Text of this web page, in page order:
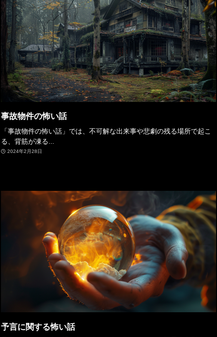
事故物件の怖い話
「事故物件の怖い話」では、不可解な出来事や悲劇の残る場所で起こ
る、背筋が凍る...
2024年2月28日
予言に関する怖い話